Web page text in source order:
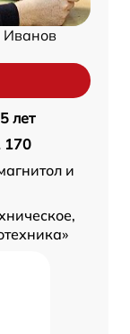
Иванов
5 лет
170
и